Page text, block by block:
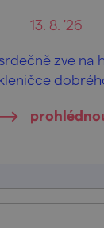
13. 8. '26
zve na